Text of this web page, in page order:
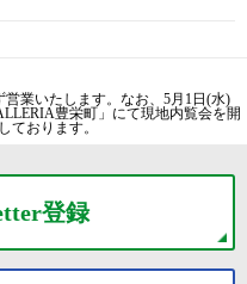
営業いたします。なお、5月1日(水)
豊栄町」にて現地内覧会を開
ております。
登録